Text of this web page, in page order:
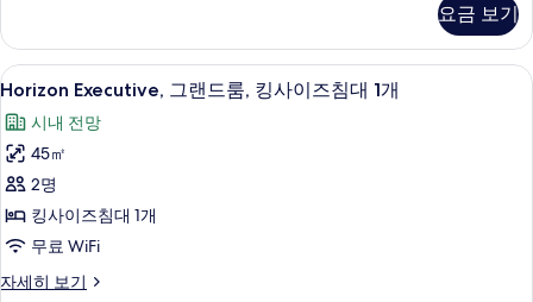
침
대
1
개
사
진
모
두
보
룸,
킹
사
즈
침
개
자
세
히
요금 보기
Horizon
Executive,
그
랜
드
룸,
킹
사
1 개의 침실, 이집트산 면 시트, 고급 침
16
Horizon Executive, 그랜드룸, 킹사이즈침대 1개
시내 전망
45㎡
2명
킹사이즈침대 1개
무료 WiFi
자세히 보기
Horizon